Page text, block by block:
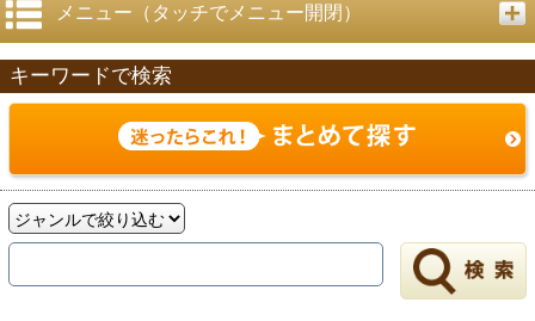
戻る
メニュー（タッチでメニュー開閉）
キーワードで検索